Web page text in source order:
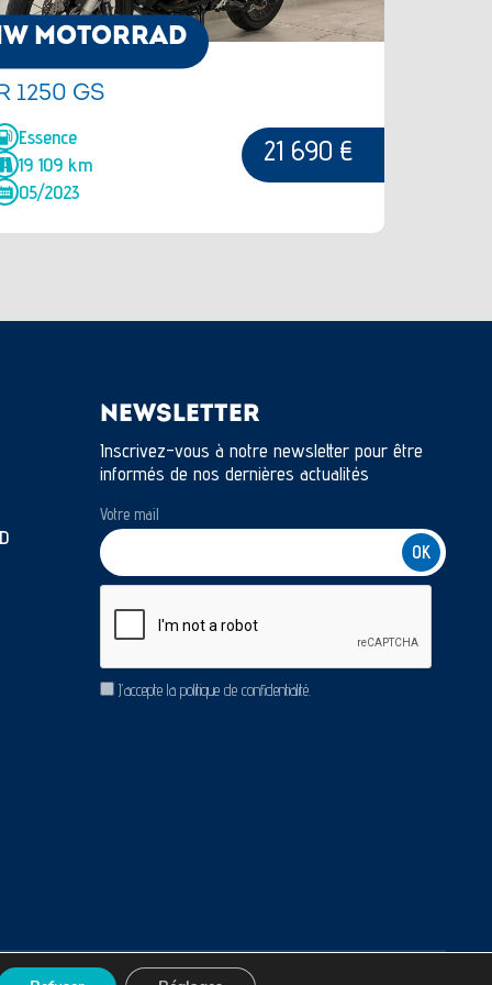
MOTORRAD
R 1250 GS
Essence
19 109 km
05/2023
21 690 €
NEWSLETTER
Inscrivez-vous à notre newsletter pour être
informés de nos dernières actualités
Votre mail
RGPDJ’accepte la politique de confidentialité.